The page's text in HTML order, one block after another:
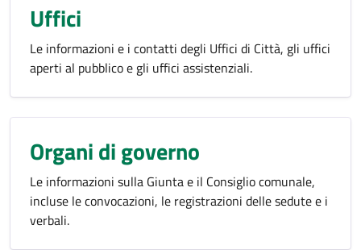
Uffici
Le informazioni e i contatti degli Uffici di Città, gli uffici
aperti al pubblico e gli uffici assistenziali.
Organi di governo
Le informazioni sulla Giunta e il Consiglio comunale,
incluse le convocazioni, le registrazioni delle sedute e i
verbali.